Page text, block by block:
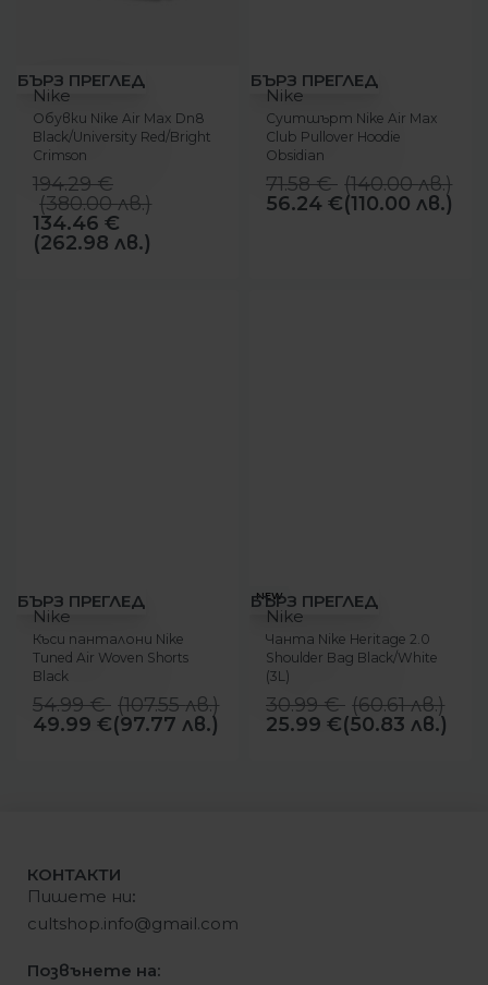
-31%
БЪРЗ ПРЕГЛЕД
Nike
Обувки Nike Air Max Dn8
Black/University Red/Bright
Crimson
194.29€
(380.00лв.)
134.46 €
(262.98 лв.)
-21%
БЪРЗ ПРЕГЛЕД
Nike
Суитшърт Nike Air Max
Club Pullover Hoodie
Obsidian
71.58€ (140.00лв.)
56.24 €(110.00 лв.)
-9%
БЪРЗ ПРЕГЛЕД
Nike
Къси панталони Nike
Tuned Air Woven Shorts
Black
54.99€ (107.55лв.)
49.99 €(97.77 лв.)
-16%
NEW
БЪРЗ ПРЕГЛЕД
Nike
Чанта Nike Heritage 2.0
Shoulder Bag Black/White
(3L)
30.99€ (60.61лв.)
25.99 €(50.83 лв.)
КОНТАКТИ
Пишете ни:
cultshop.info@gmail.com
Позвънете на: